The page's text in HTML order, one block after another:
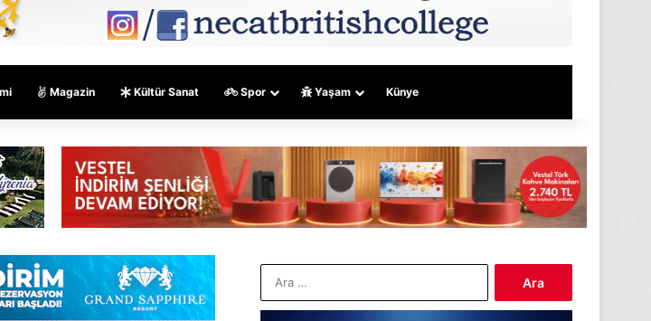
Magazin Kültür Sanat Spor Yaşam Künye